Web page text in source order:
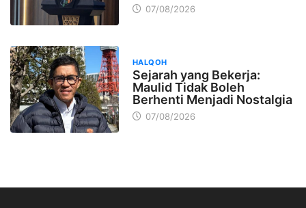
07/08/2026
HALQOH
Sejarah yang Bekerja:
Maulid Tidak Boleh
Berhenti Menjadi Nostalgia
07/08/2026